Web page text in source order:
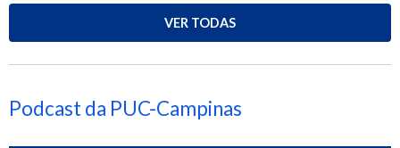
VER TODAS
Podcast da PUC-Campinas